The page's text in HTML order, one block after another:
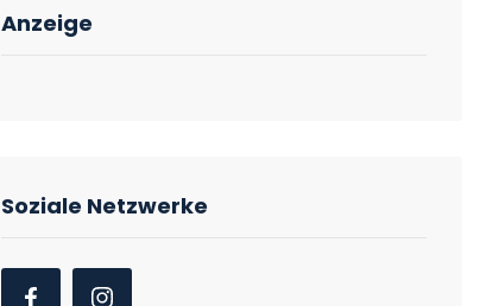
Anzeige
Soziale Netzwerke